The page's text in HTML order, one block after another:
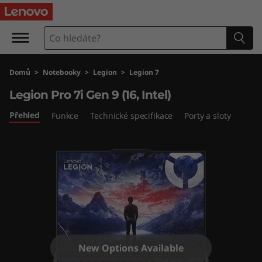
L
g
o
Domů > Notebooky > Legion > Legion 7
Legion Pro 7i Gen 9 (16, Intel)
Přehled Funkce Technické specifikace Porty a sloty
New Options Available